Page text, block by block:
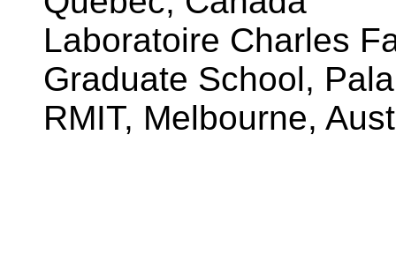
Laboratoire Charles
Graduate School,
RMIT, Melbourne,